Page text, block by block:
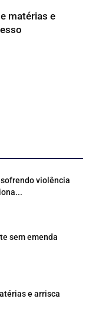
matérias e
violência
sem emenda
e arrisca